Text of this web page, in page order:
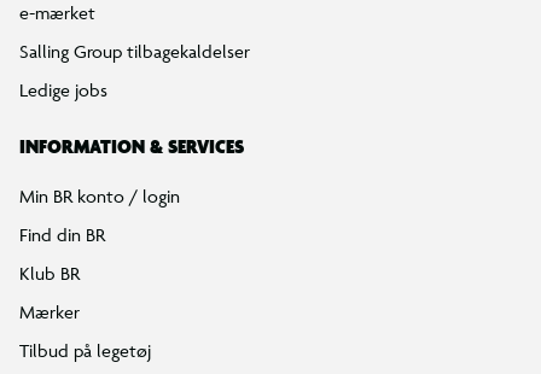
e-mærket
Salling Group tilbagekaldelser
Ledige jobs
INFORMATION & SERVICES
Min BR konto / login
Find din BR
Klub BR
Mærker
Tilbud på legetøj